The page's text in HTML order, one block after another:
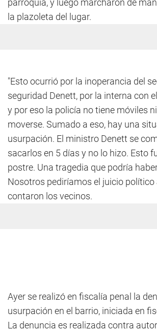
parroquia, y luego marcharon de
la plazoleta del lugar.
"Esto ocurrió por la inoperancia del
seguridad Denett, por la interna con
y por eso la policía no tiene móviles
moverse. Sumado a eso, hay una
usurpación. El ministro Denett se
sacarlos en 5 días y no lo hizo. Esto
postre. Una tragedia que podría
Nosotros pediríamos el juicio político
contaron los vecinos.
Ayer se realizó en fiscalía penal la
usurpación en el barrio, iniciada en
La denuncia es realizada contra